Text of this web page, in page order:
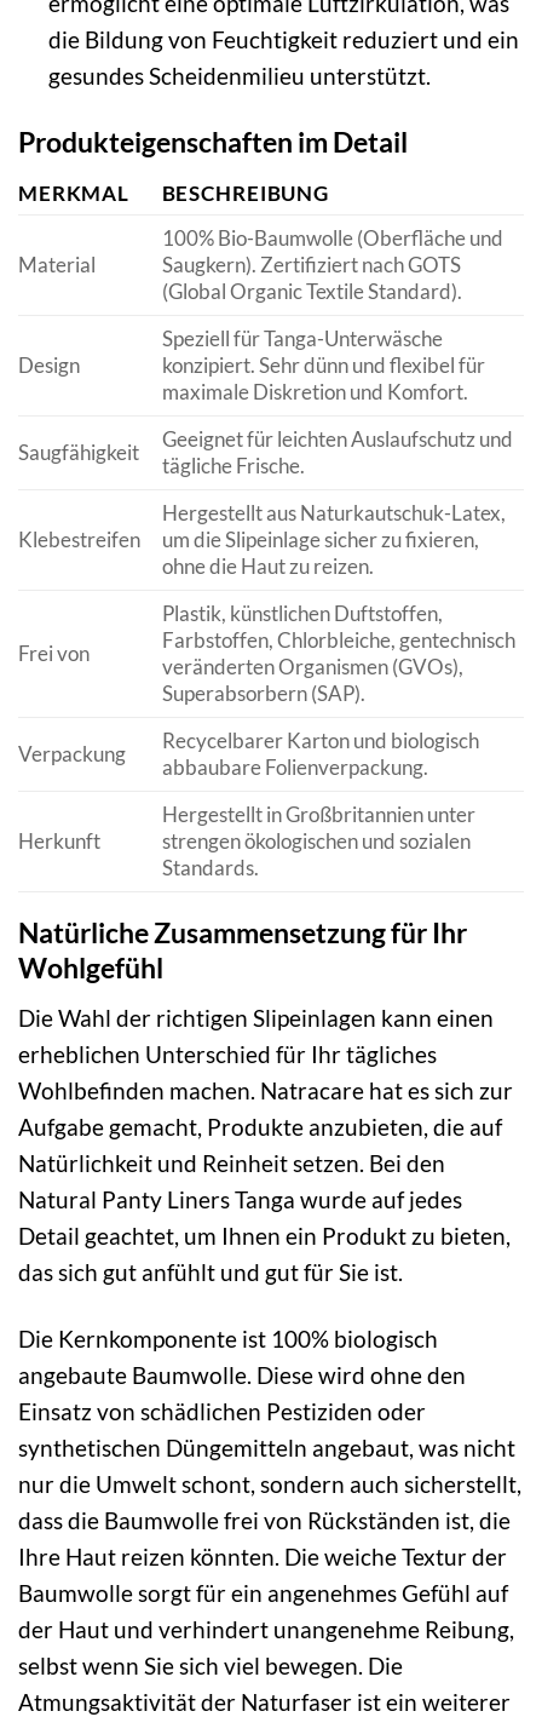
die Bildung von Feuchtigkeit reduziert und ein
gesundes Scheidenmilieu unterstützt.
Produkteigenschaften im Detail
MERKMAL BESCHREIBUNG
Material
100% Bio-Baumwolle (Oberfläche und
Saugkern). Zertifiziert nach GOTS
(Global Organic Textile Standard).
Design
Speziell für Tanga-Unterwäsche
konzipiert. Sehr dünn und flexibel für
maximale Diskretion und Komfort.
Saugfähigkeit
Geeignet für leichten Auslaufschutz und
tägliche Frische.
Klebestreifen
Hergestellt aus Naturkautschuk-Latex,
um die Slipeinlage sicher zu fixieren,
ohne die Haut zu reizen.
Frei von
Plastik, künstlichen Duftstoffen,
Farbstoffen, Chlorbleiche, gentechnisch
veränderten Organismen (GVOs),
Superabsorbern (SAP).
Verpackung
Recycelbarer Karton und biologisch
abbaubare Folienverpackung.
Herkunft
Hergestellt in Großbritannien unter
strengen ökologischen und sozialen
Standards.
Natürliche Zusammensetzung für Ihr
Wohlgefühl
Die Wahl der richtigen Slipeinlagen kann einen
erheblichen Unterschied für Ihr tägliches
Wohlbefinden machen. Natracare hat es sich zur
Aufgabe gemacht, Produkte anzubieten, die auf
Natürlichkeit und Reinheit setzen. Bei den
Natural Panty Liners Tanga wurde auf jedes
Detail geachtet, um Ihnen ein Produkt zu bieten,
das sich gut anfühlt und gut für Sie ist.
Die Kernkomponente ist 100% biologisch
angebaute Baumwolle. Diese wird ohne den
Einsatz von schädlichen Pestiziden oder
synthetischen Düngemitteln angebaut, was nicht
nur die Umwelt schont, sondern auch sicherstellt,
dass die Baumwolle frei von Rückständen ist, die
Ihre Haut reizen könnten. Die weiche Textur der
Baumwolle sorgt für ein angenehmes Gefühl auf
der Haut und verhindert unangenehme Reibung,
selbst wenn Sie sich viel bewegen. Die
Atmungsaktivität der Naturfaser ist ein weiterer